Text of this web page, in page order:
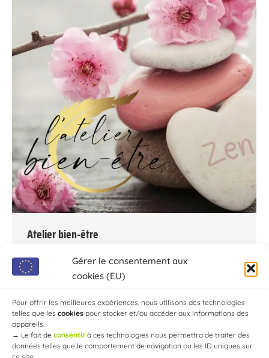
Gérer le consentement aux
cookies (EU)
Pour offrir les meilleures expériences, nous utilisons des technologies
telles que les cookies pour stocker et/ou accéder aux informations des
appareils.
→ Le fait de consentir à ces technologies nous permettra de traiter des
données telles que le comportement de navigation ou les ID uniques sur
Atelier bien-être
Mardi 05 Décembre : Atelier bien-être à la MJC à
Inscriptions au 06.36.07.16.66